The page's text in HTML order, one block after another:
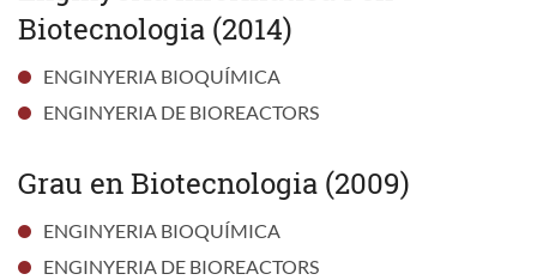
Biotecnologia (2014)
ENGINYERIA BIOQUÍMICA
ENGINYERIA DE BIOREACTORS
Grau en Biotecnologia (2009)
ENGINYERIA BIOQUÍMICA
ENGINYERIA DE BIOREACTORS